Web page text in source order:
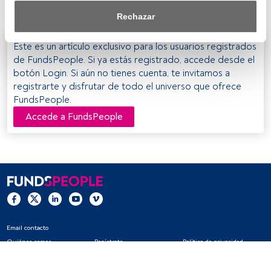
saber más, consulta nuestra política de privacidad.
datos para proporcionar:
Utilizar datos de localización geográfica precisa. Analizar
activamente las características del dispositivo para su
identificación. Almacenar la información en un dispositivo
y/o acceder a ella.
Rechazar
en el NH Gran Hotel – Calle Joaquín Costa, 5).
Este es un artículo exclusivo para los usuarios registrados
de FundsPeople. Si ya estás registrado, accede desde el
botón Login. Si aún no tienes cuenta, te invitamos a
registrarte y disfrutar de todo el universo que ofrece
FundsPeople.
Accede a FundsPeople
Email contacto
Quiénes somos
Regístrate
Política de privacidad